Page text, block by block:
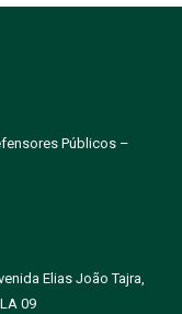
Públicos –
Elias João Tajra,
09